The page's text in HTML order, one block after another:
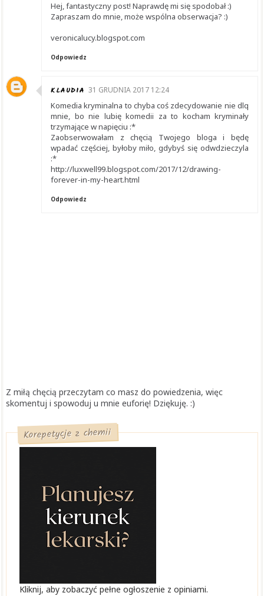
Hej, fantastyczny post! Naprawdę mi się spodobał :)
Zapraszam do mnie, może wspólna obserwacja? :)
veronicalucy.blogspot.com
Odpowiedz
KLAUDIA 31 GRUDNIA 2017 12:24
Komedia kryminalna to chyba coś zdecydowanie nie dlq
mnie, bo nie lubię komedii za to kocham kryminały
trzymające w napięciu :*
Zaobserwowałam z chęcią Twojego bloga i będę
wpadać częściej, byłoby miło, gdybyś się odwdzieczyla
:*
http://luxwell99.blogspot.com/2017/12/drawing-
forever-in-my-heart.html
Odpowiedz
Z miłą chęcią przeczytam co masz do powiedzenia, więc
skomentuj i spowoduj u mnie euforię! Dziękuję. :)
Korepetycje z chemii
Kliknij, aby zobaczyć pełne ogłoszenie z opiniami.